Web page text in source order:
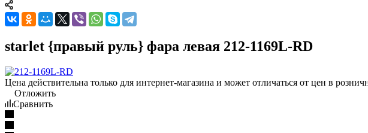
starlet {правый руль} фара левая 212-1169L-RD
Цена действительна только для интернет-магазина и может отличаться от цен в
Отложить
Сравнить